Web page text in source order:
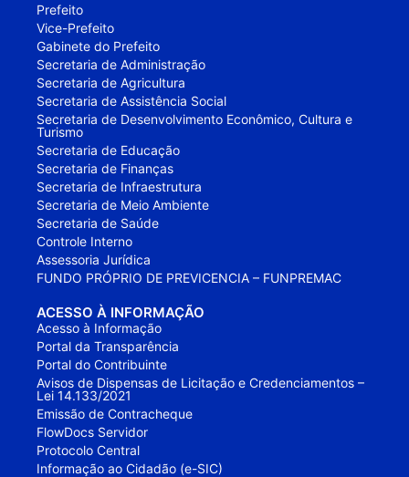
Prefeito
Vice-Prefeito
Gabinete do Prefeito
Secretaria de Administração
Secretaria de Agricultura
Secretaria de Assistência Social
Secretaria de Desenvolvimento Econômico, Cultura e
Turismo
Secretaria de Educação
Secretaria de Finanças
Secretaria de Infraestrutura
Secretaria de Meio Ambiente
Secretaria de Saúde
Controle Interno
Assessoria Jurídica
FUNDO PRÓPRIO DE PREVICENCIA – FUNPREMAC
ACESSO À INFORMAÇÃO
Acesso à Informação
Portal da Transparência
Portal do Contribuinte
Avisos de Dispensas de Licitação e Credenciamentos –
Lei 14.133/2021
Emissão de Contracheque
FlowDocs Servidor
Protocolo Central
Informação ao Cidadão (e-SIC)